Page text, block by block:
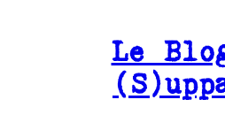
Le